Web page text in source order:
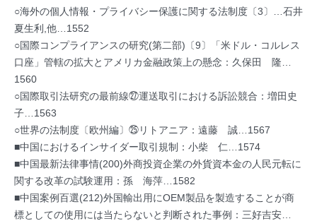
○海外の個人情報・プライバシー保護に関する法制度〔3〕…石井
夏生利,他…1552
○国際コンプライアンスの研究(第二部)〔9〕「米ドル・コルレス
口座」管轄の拡大とアメリカ金融政策上の懸念：久保田 隆…
1560
○国際取引法研究の最前線㉗運送取引における訴訟競合：増田史
子…1563
○世界の法制度〔欧州編〕㉕リトアニア：遠藤 誠…1567
■中国におけるインサイダー取引規制：小柴 仁…1574
■中国最新法律事情(200)外商投資企業の外貨資本金の人民元転に
関する改革の試験運用：孫 海萍…1582
■中国案例百選(212)外国輸出用にOEM製品を製造することが商
標としての使用には当たらないと判断された事例：三好吉安…